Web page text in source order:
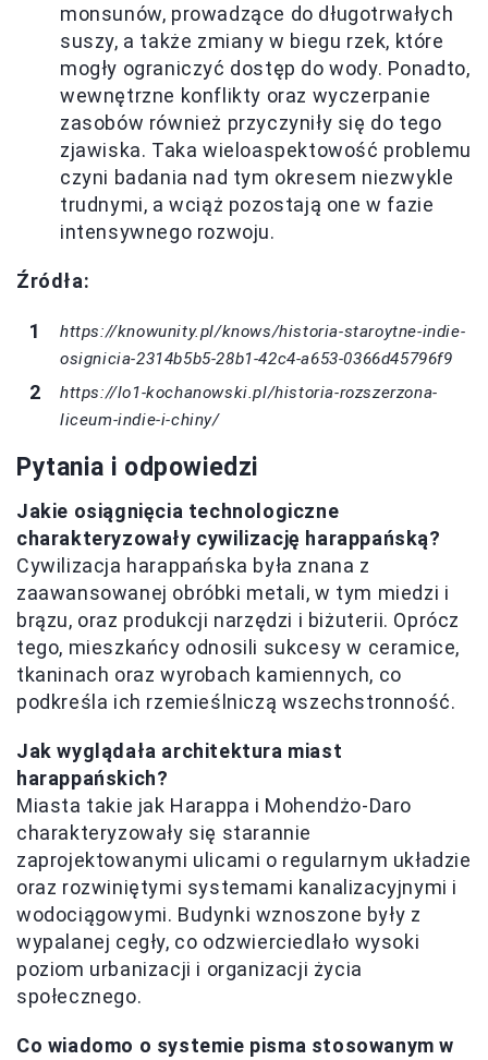
monsunów, prowadzące do długotrwałych
suszy, a także zmiany w biegu rzek, które
mogły ograniczyć dostęp do wody. Ponadto,
wewnętrzne konflikty oraz wyczerpanie
zasobów również przyczyniły się do tego
zjawiska. Taka wieloaspektowość problemu
czyni badania nad tym okresem niezwykle
trudnymi, a wciąż pozostają one w fazie
intensywnego rozwoju.
Źródła:
https://knowunity.pl/knows/historia-staroytne-indie-
osignicia-2314b5b5-28b1-42c4-a653-0366d45796f9
https://lo1-kochanowski.pl/historia-rozszerzona-
liceum-indie-i-chiny/
Pytania i odpowiedzi
Jakie osiągnięcia technologiczne
charakteryzowały cywilizację harappańską?
Cywilizacja harappańska była znana z
zaawansowanej obróbki metali, w tym miedzi i
brązu, oraz produkcji narzędzi i biżuterii. Oprócz
tego, mieszkańcy odnosili sukcesy w ceramice,
tkaninach oraz wyrobach kamiennych, co
podkreśla ich rzemieślniczą wszechstronność.
Jak wyglądała architektura miast
harappańskich?
Miasta takie jak Harappa i Mohendżo-Daro
charakteryzowały się starannie
zaprojektowanymi ulicami o regularnym układzie
oraz rozwiniętymi systemami kanalizacyjnymi i
wodociągowymi. Budynki wznoszone były z
wypalanej cegły, co odzwierciedlało wysoki
poziom urbanizacji i organizacji życia
społecznego.
Co wiadomo o systemie pisma stosowanym w